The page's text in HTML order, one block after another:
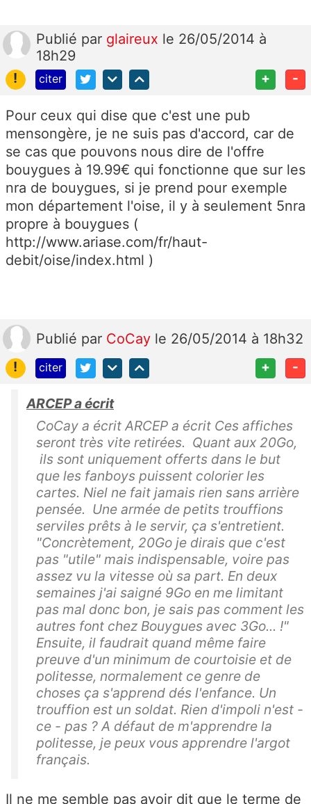
Publié par glaireux le 26/05/2014 à
18h29
!
citer + -
Pour ceux qui dise que c'est une pub
mensongère, je ne suis pas d'accord, car de
se cas que pouvons nous dire de l'offre
bouygues à 19.99€ qui fonctionne que sur les
nra de bouygues, si je prend pour exemple
mon département l'oise, il y à seulement 5nra
propre à bouygues (
http://www.ariase.com/fr/haut-
debit/oise/index.html )
Publié par CoCay le 26/05/2014 à 18h32
!
citer + -
ARCEP a écrit
CoCay a écrit ARCEP a écrit Ces affiches
seront très vite retirées. Quant aux 20Go,
ils sont uniquement offerts dans le but
que les fanboys puissent colorier les
cartes. Niel ne fait jamais rien sans arrière
pensée. Une armée de petits trouffions
serviles prêts à le servir, ça s'entretient.
"Concrètement, 20Go je dirais que c'est
pas "utile" mais indispensable, voire pas
assez vu la vitesse où sa part. En deux
semaines j'ai saigné 9Go en me limitant
pas mal donc bon, je sais pas comment les
autres font chez Bouygues avec 3Go... !"
Ensuite, il faudrait quand même faire
preuve d'un minimum de courtoisie et de
politesse, normalement ce genre de
choses ça s'apprend dés l'enfance. Un
trouffion est un soldat. Rien d'impoli n'est -
ce - pas ? A défaut de m'apprendre la
politesse, je peux vous apprendre l'argot
français.
Il ne me semble pas avoir dit que le terme de